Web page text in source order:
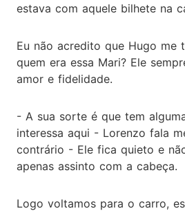
estava com aquele bilhete na
Eu não acredito que Hugo me
quem era essa Mari? Ele
amor e fidelidade.
- A sua sorte é que tem
interessa aqui - Lorenzo fala
contrário - Ele fica quieto e
apenas assinto com a cabeça.
Logo voltamos para o carro,